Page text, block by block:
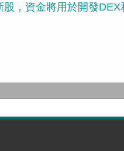
，資金將用於開發DEX